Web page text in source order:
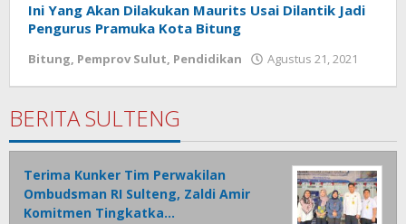
Ini Yang Akan Dilakukan Maurits Usai Dilantik Jadi
Pengurus Pramuka Kota Bitung
Bitung, Pemprov Sulut, Pendidikan Agustus 21, 2021
BERITA SULTENG
Terima Kunker Tim Perwakilan
Ombudsman RI Sulteng, Zaldi Amir
Komitmen Tingkatka…